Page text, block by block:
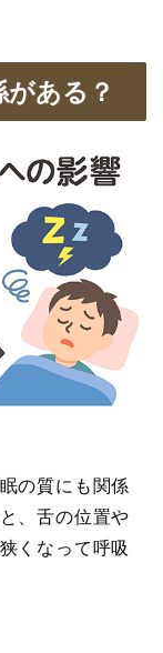
ある？
の質にも関係
、舌の位置や
くなって呼吸